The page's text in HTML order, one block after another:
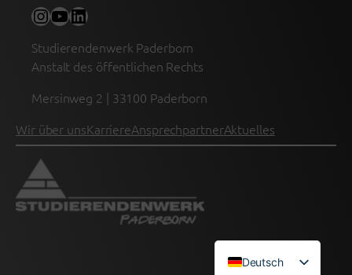
Instagram
YouTube
LinkedIn
Studierendenwerk Paderborn
Anstalt des öffentlichen Rechts
Mersinweg 2 | 33100 Paderborn
Wir über unsKarriereAnsprechpartnerAktuelles
Deutsch